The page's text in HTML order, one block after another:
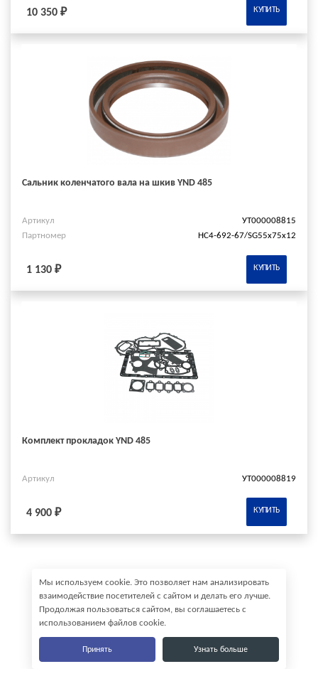
10 350 ₽ КУПИТЬ
Сальник коленчатого вала на шкив YND 485
Артикул
УТ000008815
Партномер
HC4-692-67/SG55x75x12
1 130 ₽ КУПИТЬ
Комплект прокладок YND 485
Артикул УТ000008819
4 900 ₽ КУПИТЬ
Мы используем cookie. Это позволяет нам анализировать
взаимодействие посетителей с сайтом и делать его лучше.
Продолжая пользоваться сайтом, вы соглашаетесь с
использованием файлов cookie.
Принять Узнать больше